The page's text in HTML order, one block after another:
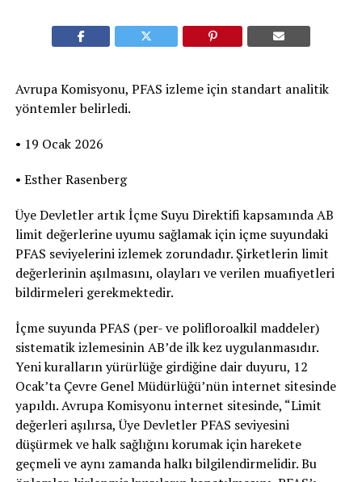
Avrupa Komisyonu, PFAS izleme için standart analitik
yöntemler belirledi.
• 19 Ocak 2026
• Esther Rasenberg
Üye Devletler artık İçme Suyu Direktifi kapsamında AB
limit değerlerine uyumu sağlamak için içme suyundaki
PFAS seviyelerini izlemek zorundadır. Şirketlerin limit
değerlerinin aşılmasını, olayları ve verilen muafiyetleri
bildirmeleri gerekmektedir.
İçme suyunda PFAS (per- ve polifloroalkil maddeler)
sistematik izlemesinin AB’de ilk kez uygulanmasıdır.
Yeni kuralların yürürlüğe girdiğine dair duyuru, 12
Ocak’ta Çevre Genel Müdürlüğü’nün internet sitesinde
yapıldı. Avrupa Komisyonu internet sitesinde, “Limit
değerleri aşılırsa, Üye Devletler PFAS seviyesini
düşürmek ve halk sağlığını korumak için harekete
geçmeli ve aynı zamanda halkı bilgilendirmelidir. Bu